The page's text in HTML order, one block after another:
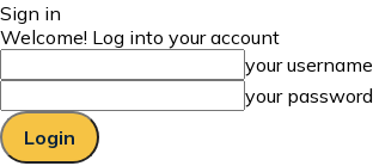
Sign in
Welcome! Log into your account
your username
your password